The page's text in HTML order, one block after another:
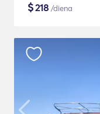
$218 /diena